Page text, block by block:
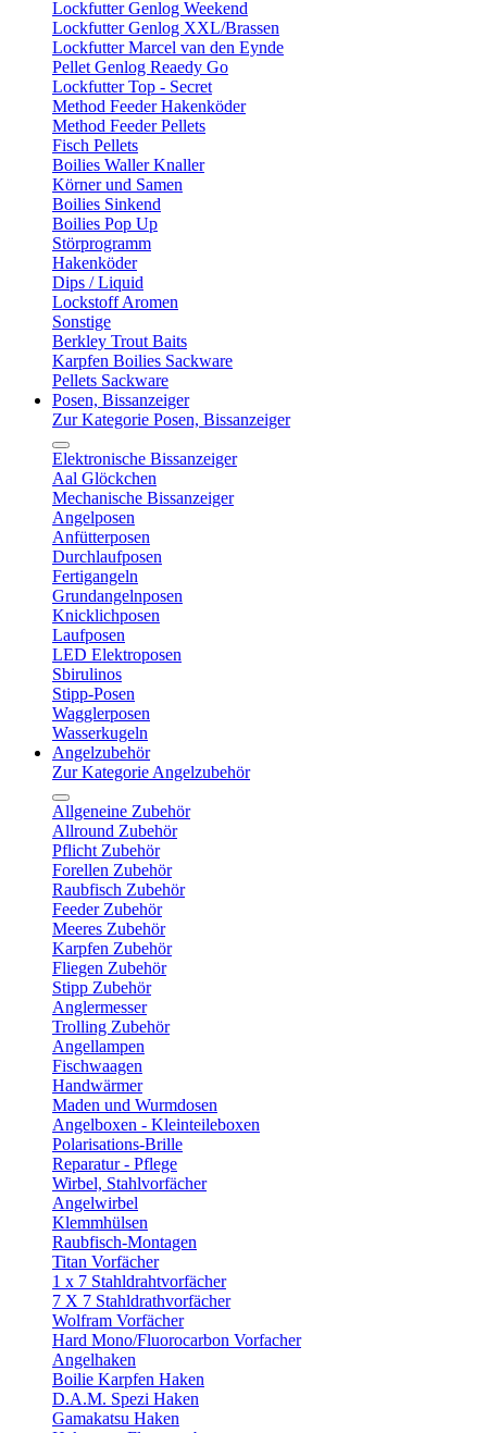
Lockfutter Genlog Weekend
Lockfutter Genlog XXL/Brassen
Lockfutter Marcel van den Eynde
Pellet Genlog Reaedy Go
Lockfutter Top - Secret
Method Feeder Hakenköder
Method Feeder Pellets
Fisch Pellets
Boilies Waller Knaller
Körner und Samen
Boilies Sinkend
Boilies Pop Up
Störprogramm
Hakenköder
Dips / Liquid
Lockstoff Aromen
Sonstige
Berkley Trout Baits
Karpfen Boilies Sackware
Pellets Sackware
Posen, Bissanzeiger
Zur Kategorie Posen, Bissanzeiger
Elektronische Bissanzeiger
Aal Glöckchen
Mechanische Bissanzeiger
Angelposen
Anfütterposen
Durchlaufposen
Fertigangeln
Grundangelnposen
Knicklichposen
Laufposen
LED Elektroposen
Sbirulinos
Stipp-Posen
Wagglerposen
Wasserkugeln
Angelzubehör
Zur Kategorie Angelzubehör
Allgeneine Zubehör
Allround Zubehör
Pflicht Zubehör
Forellen Zubehör
Raubfisch Zubehör
Feeder Zubehör
Meeres Zubehör
Karpfen Zubehör
Fliegen Zubehör
Stipp Zubehör
Anglermesser
Trolling Zubehör
Angellampen
Fischwaagen
Handwärmer
Maden und Wurmdosen
Angelboxen - Kleinteileboxen
Polarisations-Brille
Reparatur - Pflege
Wirbel, Stahlvorfächer
Angelwirbel
Klemmhülsen
Raubfisch-Montagen
Titan Vorfächer
1 x 7 Stahldrahtvorfächer
7 X 7 Stahldrathvorfächer
Wolfram Vorfächer
Hard Mono/Fluorocarbon Vorfacher
Angelhaken
Boilie Karpfen Haken
D.A.M. Spezi Haken
Gamakatsu Haken